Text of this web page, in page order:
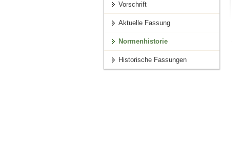
Vorschrift
Aktuelle Fassung
Normenhistorie
Historische Fassungen